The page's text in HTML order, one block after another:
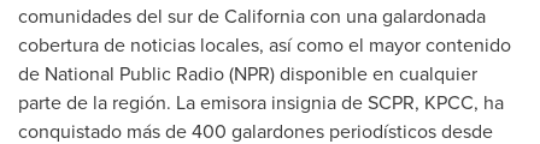
comunidades del sur deCaliforniacon una galardonada
cobertura de noticias locales, así como el mayor contenido
de National Public Radio (NPR) disponible en cualquier
parte de la región. La emisora insignia de SCPR, KPCC, ha
conquistado más de 400 galardones periodísticos desde